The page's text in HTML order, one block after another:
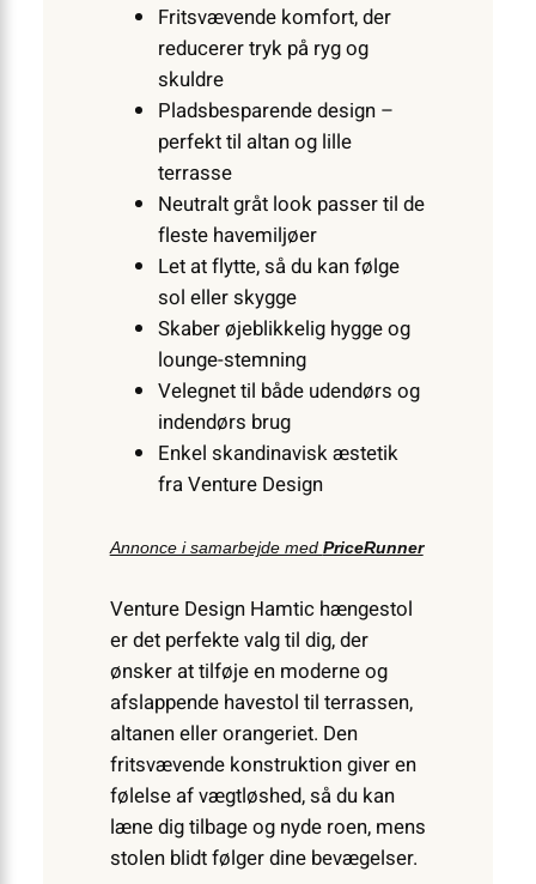
Fritsvævende komfort, der
reducerer tryk på ryg og
skuldre
Pladsbesparende design –
perfekt til altan og lille
terrasse
Neutralt gråt look passer til de
fleste havemiljøer
Let at flytte, så du kan følge
sol eller skygge
Skaber øjeblikkelig hygge og
lounge-stemning
Velegnet til både udendørs og
indendørs brug
Enkel skandinavisk æstetik
fra Venture Design
Annonce i samarbejde med PriceRunner
Venture Design Hamtic hængestol
er det perfekte valg til dig, der
ønsker at tilføje en moderne og
afslappende havestol til terrassen,
altanen eller orangeriet. Den
fritsvævende konstruktion giver en
følelse af vægtløshed, så du kan
læne dig tilbage og nyde roen, mens
stolen blidt følger dine bevægelser.